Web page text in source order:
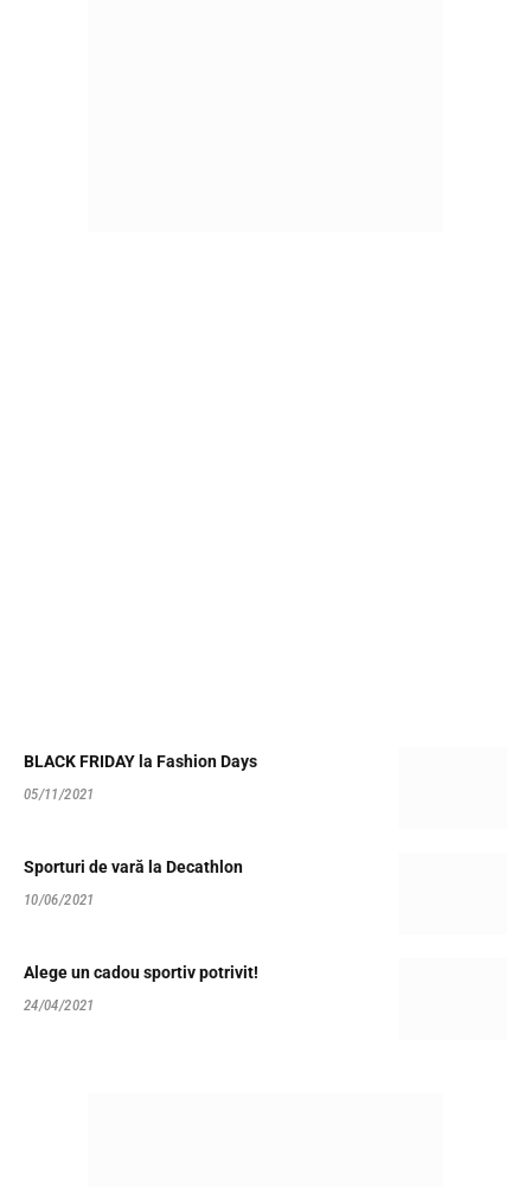
BLACK FRIDAY la Fashion Days
05/11/2021
Sporturi de vară la Decathlon
10/06/2021
Alege un cadou sportiv potrivit!
24/04/2021